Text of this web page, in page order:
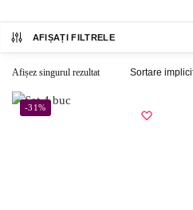
AFIȘAȚI FILTRELE
Afișez singurul rezultat
-31%